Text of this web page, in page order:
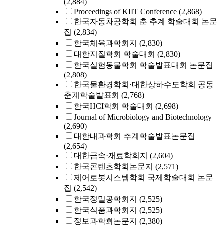
(2,884)
Proceedings of KIIT Conference (2,868)
한국자동차공학회 춘 추계 학술대회 논문
집 (2,834)
한국체육과학회지 (2,830)
대한지질학회 학술대회 (2,830)
한국실험동물학회 학술발표대회 논문집
(2,808)
한국물환경학회·대한상하수도학회 공동
춘계학술발표회 (2,768)
한국HCI학회 학술대회 (2,698)
Journal of Microbiology and Biotechnology
(2,690)
대한내과학회 추계학술발표논문집
(2,654)
대한금속·재료학회지 (2,604)
한국콘텐츠학회논문지 (2,571)
제어로봇시스템학회 국제학술대회 논문
집 (2,542)
한국정밀공학회지 (2,525)
한국식품과학회지 (2,525)
정보과학회논문지 (2,380)